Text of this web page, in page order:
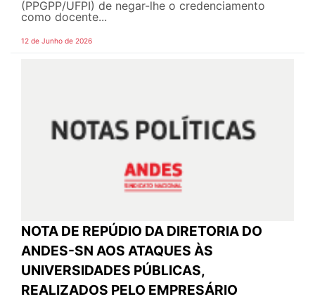
(PPGPP/UFPI) de negar-lhe o credenciamento
como docente...
12 de Junho de 2026
NOTA DE REPÚDIO DA DIRETORIA DO
ANDES-SN AOS ATAQUES ÀS
UNIVERSIDADES PÚBLICAS,
REALIZADOS PELO EMPRESÁRIO